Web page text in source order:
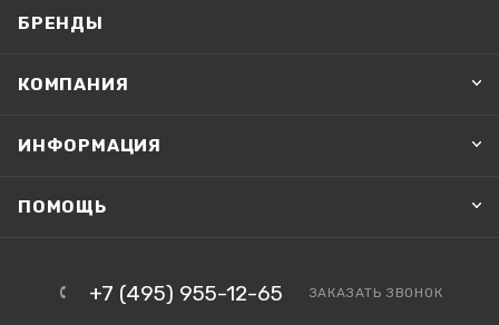
БРЕНДЫ
КОМПАНИЯ
ИНФОРМАЦИЯ
ПОМОЩЬ
+7 (495) 955-12-65 ЗАКАЗАТЬ ЗВОНОК